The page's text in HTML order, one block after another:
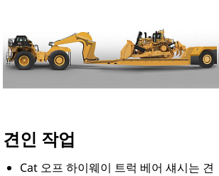
견인 작업
Cat 오프 하이웨이 트럭 베어 섀시는 견